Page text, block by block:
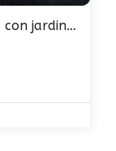
Casa en Alquiler de 2 Dormitorios con jardin y parrillero en El Pinar